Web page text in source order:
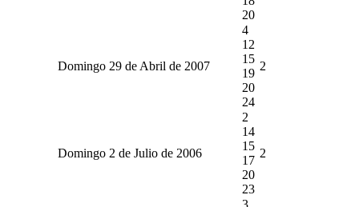
20
Domingo 29 de Abril de 2007
4
12
15
19
20
24
2
Domingo 2 de Julio de 2006
2
14
15
17
20
23
2
3